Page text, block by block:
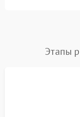
Этапы